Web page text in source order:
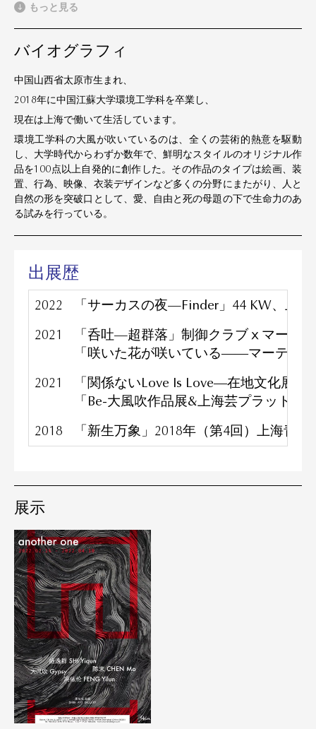
もっと見る
バイオグラフィ
中国山西省太原市生まれ、
2018年に中国江蘇大学環境工学科を卒業し、
現在は上海で働いて生活しています。
環境工学科の大風が吹いているのは、全くの芸術的熱意を駆動
し、大学時代からわずか数年で、鮮明なスタイルのオリジナル作
品を100点以上自発的に創作した。その作品のタイプは絵画、装
置、行為、映像、衣装デザインなど多くの分野にまたがり、人と
自然の形を突破口として、愛、自由と死の母題の下で生命力のあ
る試みを行っている。
出展歴
2022
「サーカスの夜—Finder」44 KW、上海
2021
「呑吐—超群落」制御クラブⅹマーテ
「咲いた花が咲いている――マーティ
2021
「関係ないLove Is Love―在地文化展」
「Be-大風吹作品展&上海芸プラットフ
2018
「新生万象」2018年（第4回）上海青
展示